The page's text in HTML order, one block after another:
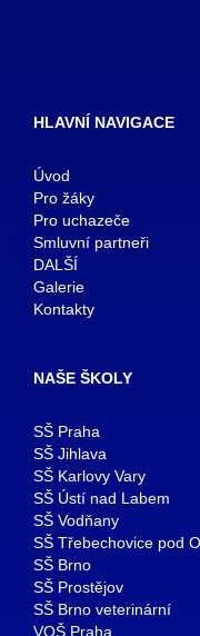
HLAVNÍ NAVIGACE
Úvod
Pro žáky
Pro uchazeče
Smluvní partneři
DALŠÍ
Galerie
Kontakty
NAŠE ŠKOLY
SŠ Praha
SŠ Jihlava
SŠ Karlovy Vary
SŠ Ústí nad Labem
SŠ Vodňany
SŠ Třebechovice pod
SŠ Brno
SŠ Prostějov
SŠ Brno veterinární
VOŠ Praha